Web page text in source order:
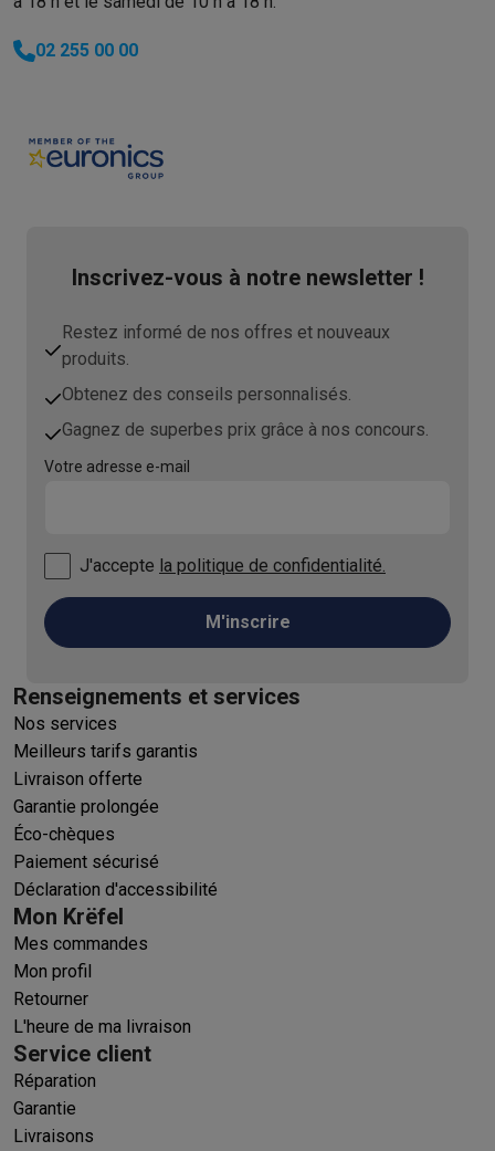
02 255 00 00
Inscrivez-vous à notre newsletter !
Restez informé de nos offres et nouveaux
produits.
Obtenez des conseils personnalisés.
Gagnez de superbes prix grâce à nos concours.
Votre adresse e-mail
J'accepte la politique de confidentialité.
M'inscrire
Renseignements et services
Nos services
Meilleurs tarifs garantis
Livraison offerte
Garantie prolongée
Éco-chèques
Paiement sécurisé
Déclaration d'accessibilité
Mon Krëfel
Mes commandes
Mon profil
Retourner
L'heure de ma livraison
Service client
Réparation
Garantie
Livraisons